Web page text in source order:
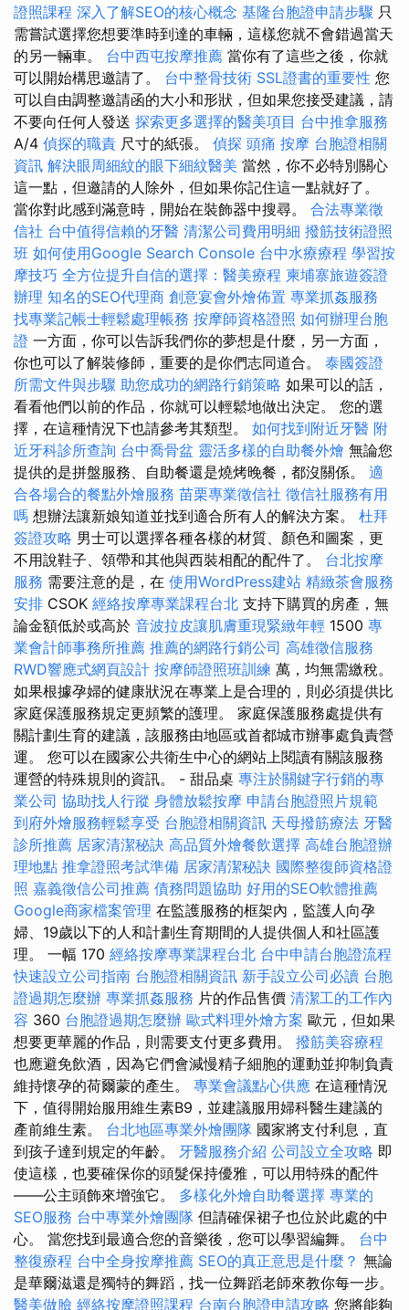
證照課程 深入了解SEO的核心概念 基隆台胞證申請步驟 只
需嘗試選擇您想要準時到達的車輛，這樣您就不會錯過當天
的另一輛車。 台中西屯按摩推薦 當你有了這些之後，你就
可以開始構思邀請了。 台中整骨技術 SSL證書的重要性 您
可以自由調整邀請函的大小和形狀，但如果您接受建議，請
不要向任何人發送 探索更多選擇的醫美項目 台中推拿服務
A/4 偵探的職責 尺寸的紙張。 偵探 頭痛 按摩 台胞證相關
資訊 解決眼周細紋的眼下細紋醫美 當然，你不必特別關心
這一點，但邀請的人除外，但如果你記住這一點就好了。
當你對此感到滿意時，開始在裝飾器中搜尋。 合法專業徵
信社 台中值得信賴的牙醫 清潔公司費用明細 撥筋技術證照
班 如何使用Google Search Console 台中水療療程 學習按
摩技巧 全方位提升自信的選擇：醫美療程 柬埔寨旅遊簽證
辦理 知名的SEO代理商 創意宴會外燴佈置 專業抓姦服務
找專業記帳士輕鬆處理帳務 按摩師資格證照 如何辦理台胞
證 一方面，你可以告訴我們你的夢想是什麼，另一方面，
你也可以了解裝修師，重要的是你們志同道合。 泰國簽證
所需文件與步驟 助您成功的網路行銷策略 如果可以的話，
看看他們以前的作品，你就可以輕鬆地做出決定。 您的選
擇，在這種情況下也請參考其類型。 如何找到附近牙醫 附
近牙科診所查詢 台中喬骨盆 靈活多樣的自助餐外燴 無論您
提供的是拼盤服務、自助餐還是燒烤晚餐，都沒關係。 適
合各場合的餐點外燴服務 苗栗專業徵信社 徵信社服務有用
嗎 想辦法讓新娘知道並找到適合所有人的解決方案。 杜拜
簽證攻略 男士可以選擇各種各樣的材質、顏色和圖案，更
不用說鞋子、領帶和其他與西裝相配的配件了。 台北按摩
服務 需要注意的是，在 使用WordPress建站 精緻茶會服務
安排 CSOK 經絡按摩專業課程台北 支持下購買的房產，無
論金額低於或高於 音波拉皮讓肌膚重現緊緻年輕 1500 專
業會計師事務所推薦 推薦的網路行銷公司 高雄徵信服務
RWD響應式網頁設計 按摩師證照班訓練 萬，均無需繳稅。
如果根據孕婦的健康狀況在專業上是合理的，則必須提供比
家庭保護服務規定更頻繁的護理。 家庭保護服務處提供有
關計劃生育的建議，該服務由地區或首都城市辦事處負責營
運。 您可以在國家公共衛生中心的網站上閱讀有關該服務
運營的特殊規則的資訊。 - 甜品桌 專注於關鍵字行銷的專
業公司 協助找人行蹤 身體放鬆按摩 申請台胞證照片規範
到府外燴服務輕鬆享受 台胞證相關資訊 天母撥筋療法 牙醫
診所推薦 居家清潔秘訣 高品質外燴餐飲選擇 高雄台胞證辦
理地點 推拿證照考試準備 居家清潔秘訣 國際整復師資格證
照 嘉義徵信公司推薦 債務問題協助 好用的SEO軟體推薦
Google商家檔案管理 在監護服務的框架內，監護人向孕
婦、19歲以下的人和計劃生育期間的人提供個人和社區護
理。 一幅 170 經絡按摩專業課程台北 台中申請台胞證流程
快速設立公司指南 台胞證相關資訊 新手設立公司必讀 台胞
證過期怎麼辦 專業抓姦服務 片的作品售價 清潔工的工作內
容 360 台胞證過期怎麼辦 歐式料理外燴方案 歐元，但如果
想要更華麗的作品，則需要支付更多費用。 撥筋美容療程
也應避免飲酒，因為它們會減慢精子細胞的運動並抑制負責
維持懷孕的荷爾蒙的產生。 專業會議點心供應 在這種情況
下，值得開始服用維生素B9，並建議服用婦科醫生建議的
產前維生素。 台北地區專業外燴團隊 國家將支付利息，直
到孩子達到規定的年齡。 牙醫服務介紹 公司設立全攻略 即
使這樣，也要確保你的頭髮保持優雅，可以用特殊的配件
——公主頭飾來增強它。 多樣化外燴自助餐選擇 專業的
SEO服務 台中專業外燴團隊 但請確保裙子也位於此處的中
心。 當您找到最適合您的音樂後，您可以學習編舞。 台中
整復療程 台中全身按摩推薦 SEO的真正意思是什麼？ 無論
是華爾滋還是獨特的舞蹈，找一位舞蹈老師來教你每一步。
醫美做臉 經絡按摩證照課程 台南台胞證申請攻略 您將能夠